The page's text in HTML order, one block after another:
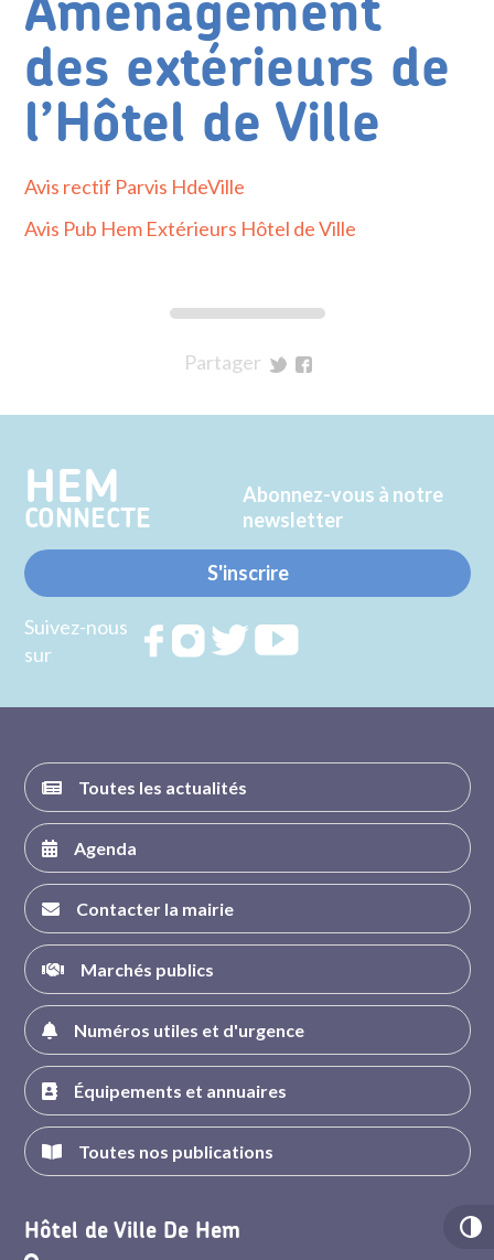
Aménagement
des extérieurs de
l’Hôtel de Ville
Avis rectif Parvis HdeVille
Avis Pub Hem Extérieurs Hôtel de Ville
Partager
Twitter
Facebook
HEM
CONNECTE
Abonnez-vous à notre
newsletter
S'inscrire
Suivez-nous
sur
RejoignezRejoignezRejoignez
Toutes les actualités
Agenda
Contacter la mairie
Marchés publics
Numéros utiles et d'urgence
Équipements et annuaires
Toutes nos publications
Hôtel de Ville De Hem